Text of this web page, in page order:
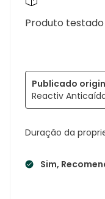
Duração da
Sim,
Produto testado
Publicado
Reactiv